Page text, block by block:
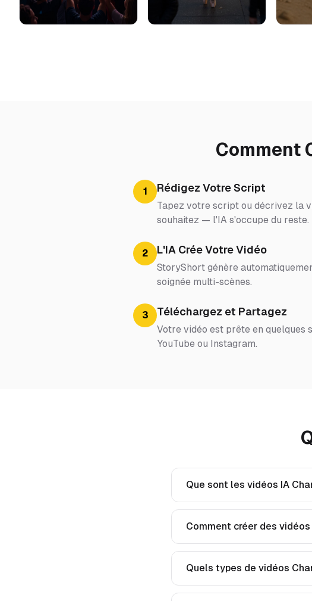
Comment
1 Rédigez Votre Script
Tapez votre script ou décrivez la
souhaitez — l'IA s'occupe du reste.
2 L'IA Crée Votre Vidéo
StoryShort génère
soignée multi-scènes.
3 Téléchargez et Partagez
Votre vidéo est prête en quelques
YouTube ou Instagram.
Que sont les vidéos IA
Comment créer des
Quels types de vidéos